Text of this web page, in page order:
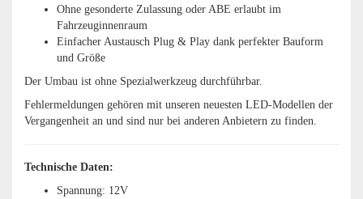
Ohne gesonderte Zulassung oder ABE erlaubt im
Fahrzeuginnenraum
Einfacher Austausch Plug & Play dank perfekter Bauform
und Größe
Der Umbau ist ohne Spezialwerkzeug durchführbar.
Fehlermeldungen gehören mit unseren neuesten LED-Modellen der
Vergangenheit an und sind nur bei anderen Anbietern zu finden.
Technische Daten:
Spannung: 12V